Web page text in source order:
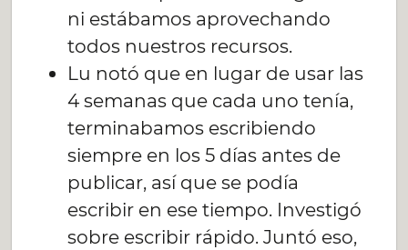
ni estábamos aprovechando
todos nuestros recursos.
Lu notó que en lugar de usar las
4 semanas que cada uno tenía,
terminabamos escribiendo
siempre en los 5 días antes de
publicar, así que se podía
escribir en ese tiempo. Investigó
sobre escribir rápido. Juntó eso,